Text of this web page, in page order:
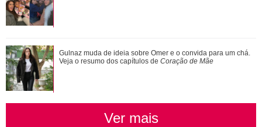
Novelas, filmes e série... Relembre os papéis marcantes da
carreira de Bruna Marquezine
Gulnaz muda de ideia sobre Omer e o convida para um chá.
Veja o resumo dos capítulos de Coração de Mãe
Ver mais